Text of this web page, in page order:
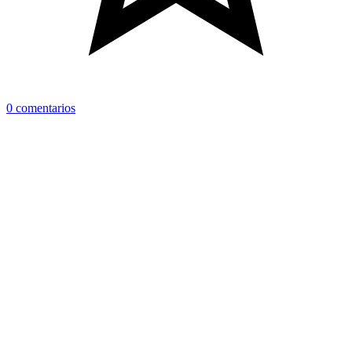
0 comentarios